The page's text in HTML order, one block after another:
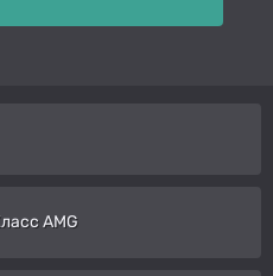
AMG